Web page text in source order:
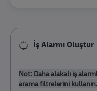
İş Alarmı Oluştur
Not: Daha alakalı iş
arama filtrelerini kullanın.